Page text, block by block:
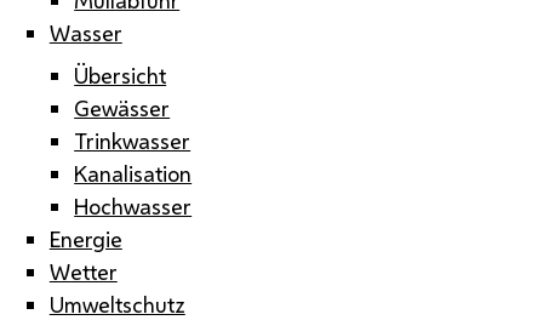
Wasser
Übersicht
Gewässer
Trinkwasser
Kanalisation
Hochwasser
Energie
Wetter
Umweltschutz